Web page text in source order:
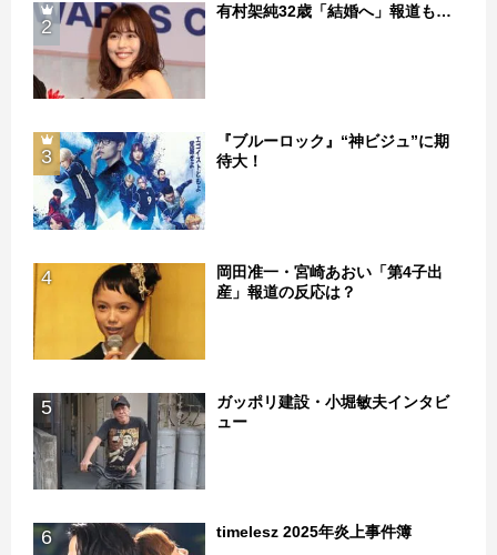
2
有村架純32歳「結婚へ」報道も…
3
『ブルーロック』“神ビジュ”に期
待大！
4
岡田准一・宮崎あおい「第4子出
産」報道の反応は？
5
ガッポリ建設・小堀敏夫インタビ
ュー
6 timelesz 2025年炎上事件簿